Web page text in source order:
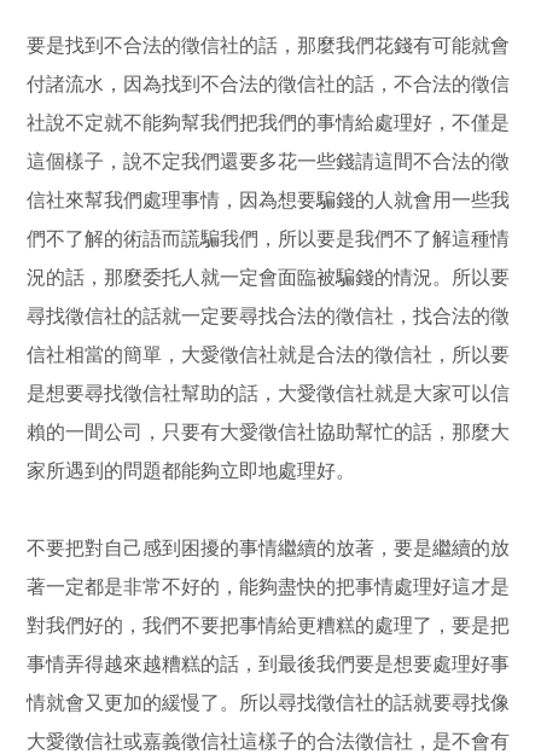
要是找到不合法的徵信社的話，那麼我們花錢有可能就會
付諸流水，因為找到不合法的徵信社的話，不合法的徵信
社說不定就不能夠幫我們把我們的事情給處理好，不僅是
這個樣子，說不定我們還要多花一些錢請這間不合法的徵
信社來幫我們處理事情，因為想要騙錢的人就會用一些我
們不了解的術語而謊騙我們，所以要是我們不了解這種情
況的話，那麼委托人就一定會面臨被騙錢的情況。所以要
尋找徵信社的話就一定要尋找合法的徵信社，找合法的徵
信社相當的簡單，大愛徵信社就是合法的徵信社，所以要
是想要尋找徵信社幫助的話，大愛徵信社就是大家可以信
賴的一間公司，只要有大愛徵信社協助幫忙的話，那麼大
家所遇到的問題都能夠立即地處理好。
不要把對自己感到困擾的事情繼續的放著，要是繼續的放
著一定都是非常不好的，能夠盡快的把事情處理好這才是
對我們好的，我們不要把事情給更糟糕的處理了，要是把
事情弄得越來越糟糕的話，到最後我們要是想要處理好事
情就會又更加的緩慢了。所以尋找徵信社的話就要尋找像
大愛徵信社或嘉義徵信社這樣子的合法徵信社，是不會有